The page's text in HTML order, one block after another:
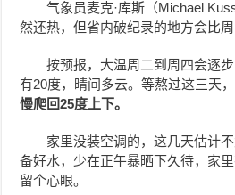
气象员麦克·库斯（Michael
然还热，但省内破纪录的地方会比周
按预报，大温周二到周四会逐
有20度，晴间多云。等熬过这三天，
慢爬回25度上下。
家里没装空调的，这几天估计
备好水，少在正午暴晒下久待，家
留个心眼。